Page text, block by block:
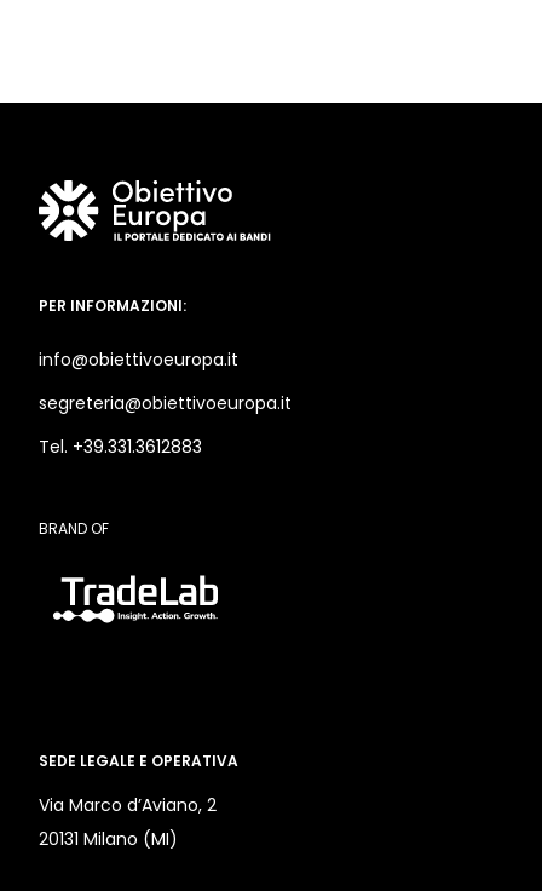
PER INFORMAZIONI:
info@obiettivoeuropa.it
segreteria@obiettivoeuropa.it
Tel. +39.331.3612883
BRAND OF
SEDE LEGALE E OPERATIVA
Via Marco d’Aviano, 2
20131 Milano (MI)